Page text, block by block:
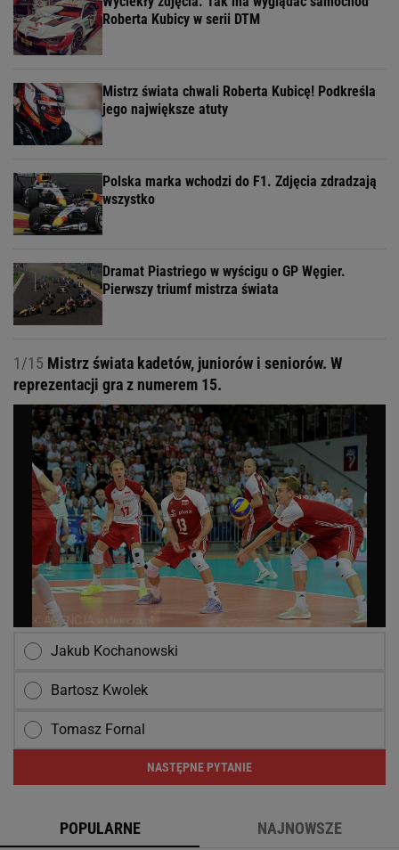
Roberta Kubicy w serii DTM
Mistrz świata chwali Roberta Kubicę! Podkreśla
jego największe atuty
Polska marka wchodzi do F1. Zdjęcia zdradzają
wszystko
Dramat Piastriego w wyścigu o GP Węgier.
Pierwszy triumf mistrza świata
1/15 Mistrz świata kadetów, juniorów i seniorów. W
reprezentacji gra z numerem 15.
Jakub Kochanowski
Bartosz Kwolek
Tomasz Fornal
NASTĘPNE PYTANIE
POPULARNE NAJNOWSZE